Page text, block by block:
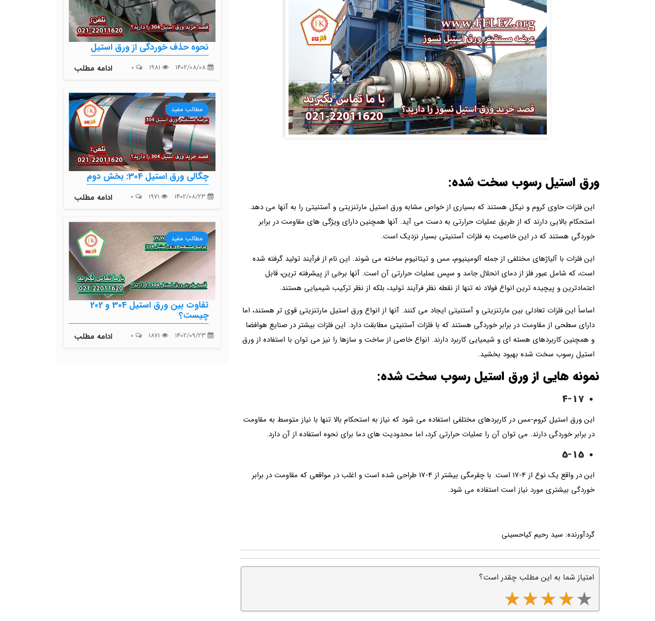
ورق استیل رسوب سخت شده:
این فلزات حاوی کروم و نیکل هستند که بسیاری از خواص مشابه ورق استیل مارتنزیتی و آستنیتی را به آنها می دهد.
استحکام بالایی دارند که از طریق عملیات حرارتی به دست می آید. آنها همچنین دارای ویژگی های مقاومت در برابر
خوردگی هستند که در این خاصیت به فلزات آستنیتی بسیار نزدیک است.
این فلزات با آلیاژهای مختلفی از جمله آلومینیوم، مس و تیتانیوم ساخته می شوند. این نام از فرآیند تولید گرفته شده
است، که شامل عبور فلز از دمای انحلال جامد و سپس عملیات حرارتی آن است. آنها برخی از پیشرفته ترین، قابل
اعتمادترین و پیچیده ترین انواع فولاد نه تنها از نقطه نظر فرآیند تولید، بلکه از نظر ترکیب شیمیایی هستند.
اساساً این فلزات تعادلی بین مارتنزیتی و آستنیتی ایجاد می کنند. آنها از انواع ورق استیل مارتنزیتی قوی تر هستند، اما
دارای سطحی از مقاومت در برابر خوردگی هستند که با فلزات آستنیتی مطابقت دارد. این فلزات بیشتر در صنایع هوافضا
و همچنین کاربردهای هسته ای و شیمیایی کاربرد دارند. انواع خاصی از ساخت و سازها را نیز می توان با استفاده از ورق
استیل رسوب سخت شده بهبود بخشید.
نمونه هایی از ورق استیل رسوب سخت شده:
4-17
این ورق استیل کروم-مس در کاربردهای مختلفی استفاده می شود که نیاز به استحکام بالا تنها با نیاز متوسط به مقاومت
در برابر خوردگی دارند. می توان آن را عملیات حرارتی کرد، اما محدودیت های دما برای نحوه استفاده از آن دارد.
5-15
این در واقع یک نوع از 4-17 است. با چقرمگی بیشتر از 4-17 طراحی شده است و اغلب در مواقعی که مقاومت در برابر
خوردگی بیشتری مورد نیاز است استفاده می شود.
گردآورنده: سید رحیم کیاحسینی
امتیاز شما به این مطلب چقدر است؟
نحوه حذف خوردگی از ورق استیل
ادامه مطلب
مطالب مفید
چگالی ورق استیل 304: بخش دوم
ادامه مطلب
مطالب مفید
تفاوت بین ورق استیل 304 و 202
چیست؟
ادامه مطلب